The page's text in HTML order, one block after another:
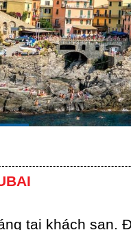
tại khách sạn.